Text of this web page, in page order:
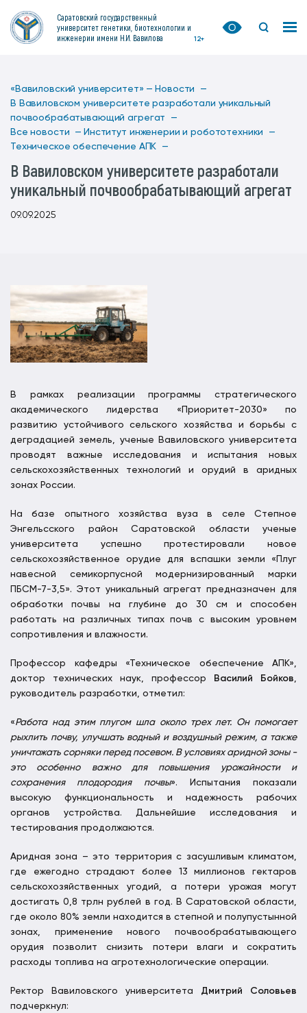
Саратовский государственный
университет генетики, биотехнологии и
инженерии имени Н.И. Вавилова
12+
«Вавиловский университет» — Новости —
В Вавиловском университете разработали уникальный
почвообрабатывающий агрегат —
Все новости — Институт инженерии и робототехники —
Техническое обеспечение АПК —
В Вавиловском университете разработали
уникальный почвообрабатывающий агрегат
09.09.2025
В рамках реализации программы стратегического
академического лидерства «Приоритет-2030» по
развитию устойчивого сельского хозяйства и борьбы с
деградацией земель, ученые Вавиловского университета
проводят важные исследования и испытания новых
сельскохозяйственных технологий и орудий в аридных
зонах России.
На базе опытного хозяйства вуза в селе Степное
Энгельсского район Саратовской области ученые
университета успешно протестировали новое
сельскохозяйственное орудие для вспашки земли «Плуг
навесной семикорпусной модернизированный марки
ПБСМ-7-3,5». Этот уникальный агрегат предназначен для
обработки почвы на глубине до 30 см и способен
работать на различных типах почв с высоким уровнем
сопротивления и влажности.
Профессор кафедры «Техническое обеспечение АПК»,
доктор технических наук, профессор
Василий Бойков
руководитель разработки, отметил:
«Работа над этим плугом шла около трех лет. Он помогает
рыхлить почву, улучшать водный и воздушный режим, а также
уничтожать сорняки перед посевом. В условиях аридной зоны -
это особенно важно для повышения урожайности и
сохранения плодородия почвы». Испытания показали
высокую функциональность и надежность рабочих
органов устройства. Дальнейшие исследования и
тестирования продолжаются.
Аридная зона – это территория с засушливым климатом,
где ежегодно страдают более 13 миллионов гектаров
сельскохозяйственных угодий, а потери урожая могут
достигать 0,8 трлн рублей в год. В Саратовской области,
где около 80% земли находится в степной и полупустынной
зонах, применение нового почвообрабатывающего
орудия позволит снизить потери влаги и сократить
расходы топлива на агротехнологические операции.
Ректор Вавиловского университета Дмитрий Соловьев
подчеркнул: